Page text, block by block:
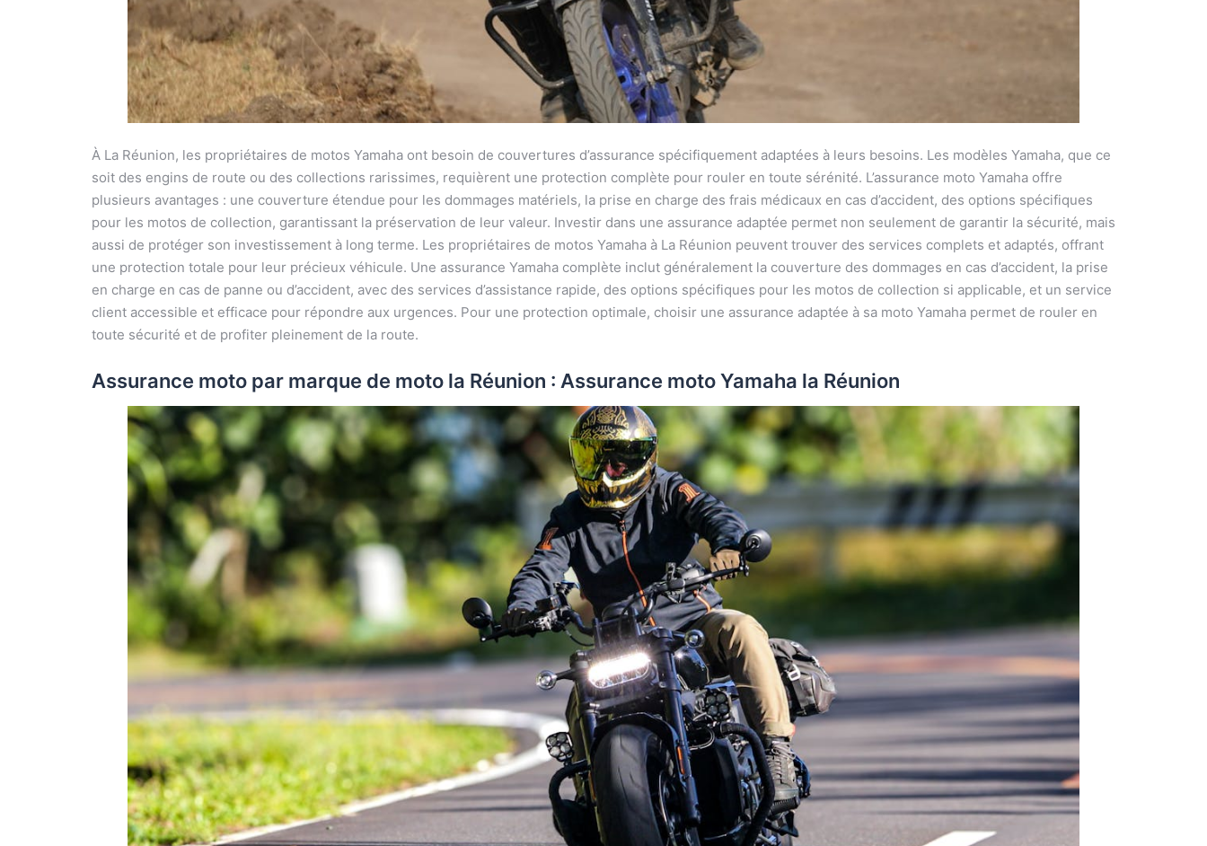
À La Réunion, les propriétaires de motos Yamaha ont besoin de couvertures d’assurance spécifiquement adaptées à leurs besoins. Les modèles Yamaha, que ce
soit des engins de route ou des collections rarissimes, requièrent une protection complète pour rouler en toute sérénité. L’assurance moto Yamaha offre
plusieurs avantages : une couverture étendue pour les dommages matériels, la prise en charge des frais médicaux en cas d’accident, des options spécifiques
pour les motos de collection, garantissant la préservation de leur valeur. Investir dans une assurance adaptée permet non seulement de garantir la sécurité, mais
aussi de protéger son investissement à long terme. Les propriétaires de motos Yamaha à La Réunion peuvent trouver des services complets et adaptés, offrant
une protection totale pour leur précieux véhicule. Une assurance Yamaha complète inclut généralement la couverture des dommages en cas d’accident, la prise
en charge en cas de panne ou d’accident, avec des services d’assistance rapide, des options spécifiques pour les motos de collection si applicable, et un service
client accessible et efficace pour répondre aux urgences. Pour une protection optimale, choisir une assurance adaptée à sa moto Yamaha permet de rouler en
toute sécurité et de profiter pleinement de la route.
Assurance moto par marque de moto la Réunion : Assurance moto Yamaha la Réunion